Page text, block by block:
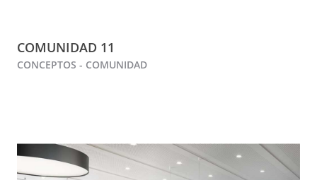
COMUNIDAD 11
CONCEPTOS - COMUNIDAD